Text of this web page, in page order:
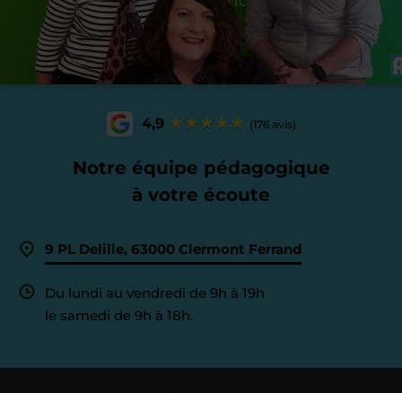
4,9 (176 avis)
Notre équipe pédagogique
à votre écoute
9 PL Delille, 63000 Clermont Ferrand
Du lundi au vendredi de 9h à 19h
le samedi de 9h à 18h.